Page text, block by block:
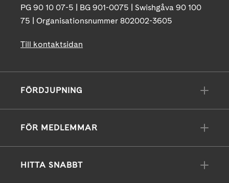
PG 90 10 07-5 | BG 901-0075 | Swishgåva 90 100
75 | Organisationsnummer 802002-3605
Till kontaktsidan
FÖRDJUPNING
FÖR MEDLEMMAR
HITTA SNABBT